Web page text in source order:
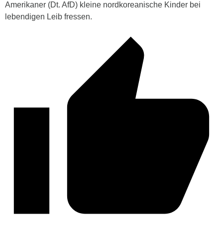
Amerikaner (Dt. AfD) kleine nordkoreanische Kinder bei
lebendigen Leib fressen.